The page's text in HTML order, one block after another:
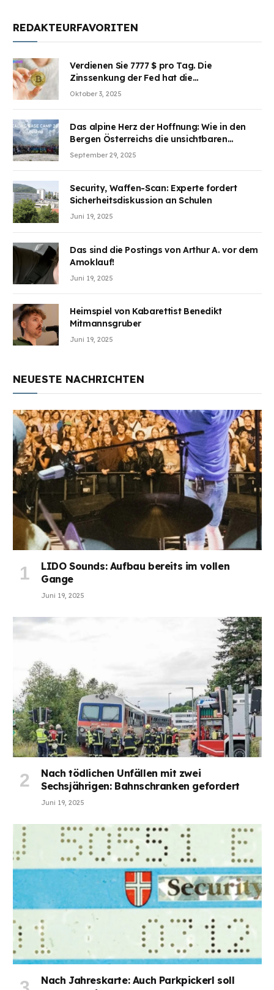
REDAKTEURFAVORITEN
Verdienen Sie 7777 $ pro Tag. Die
Zinssenkung der Fed hat die
Aufmerksamkeit des Marktes erregt.
Oktober 3, 2025
Das alpine Herz der Hoffnung: Wie in den
Bergen Österreichs die unsichtbaren
Wunden des Kriegesheilen
September 29, 2025
Security, Waffen-Scan: Experte fordert
Sicherheitsdiskussion an Schulen
Juni 19, 2025
Das sind die Postings von Arthur A. vor dem
Amoklauf!
Juni 19, 2025
Heimspiel von Kabarettist Benedikt
Mitmannsgruber
Juni 19, 2025
NEUESTE NACHRICHTEN
LIDO Sounds: Aufbau bereits im vollen
Gange
Juni 19, 2025
Nach tödlichen Unfällen mit zwei
Sechsjährigen: Bahnschranken gefordert
Juni 19, 2025
Nach Jahreskarte: Auch Parkpickerl soll